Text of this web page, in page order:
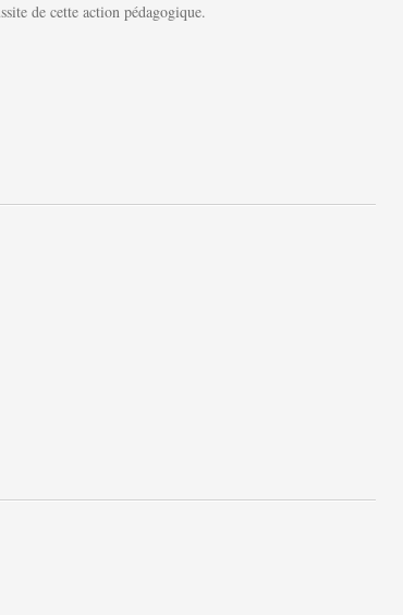
de cette action pédagogique.